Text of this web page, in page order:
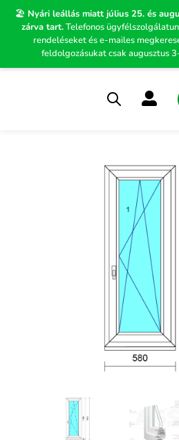
🏖️ Nyári leállás miatt július 25. és
zárva tart.Telefonos
rendeléseket és e-mailes
feldolgozásukat csak augusztus
Skip